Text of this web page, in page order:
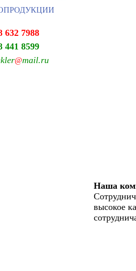
632 7988
441 8599
@mail.ru
Наша
высокое